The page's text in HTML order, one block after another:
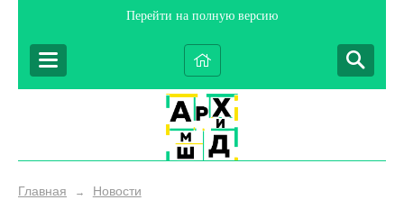
Перейти на полную версию
Главная → Новости